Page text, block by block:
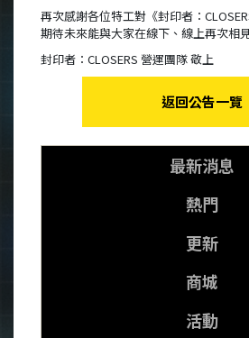
再次感謝各位特工對《封印者：
期待未來能與大家在線下、線上再次相
封印者：CLOSERS 營運團隊 敬上
返回公告一覽
最新消息
熱門
更新
商城
活動